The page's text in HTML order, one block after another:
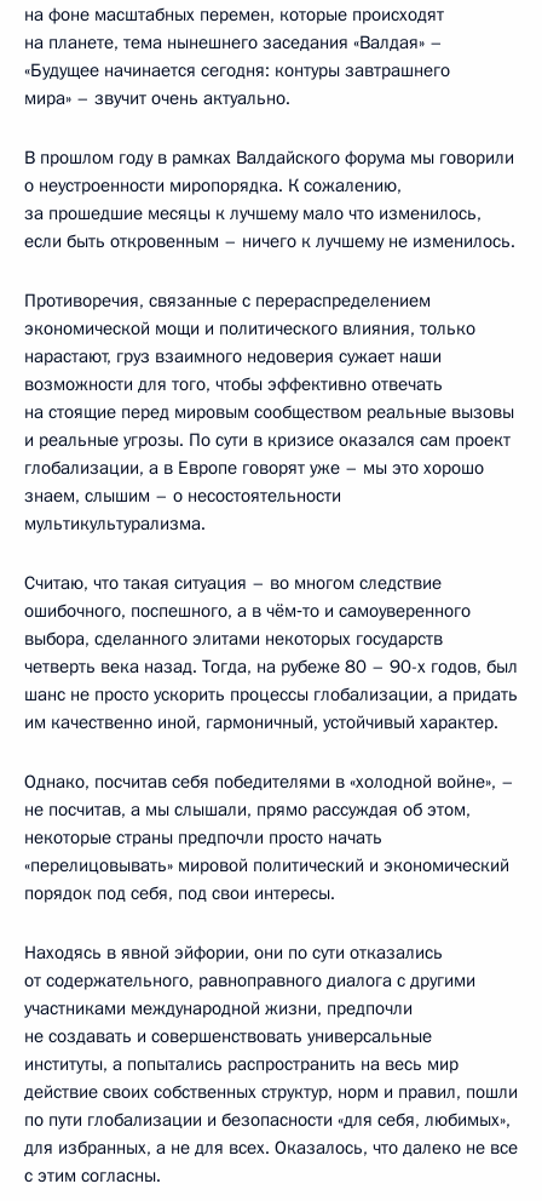
на фоне масштабных перемен, которые происходят
на планете, тема нынешнего заседания «Валдая» –
«Будущее начинается сегодня: контуры завтрашнего
мира» – звучит очень актуально.
В прошлом году в рамках Валдайского форума мы говорили
о неустроенности миропорядка. К сожалению,
за прошедшие месяцы к лучшему мало что изменилось,
если быть откровенным – ничего к лучшему не изменилось.
Противоречия, связанные с перераспределением
экономической мощи и политического влияния, только
нарастают, груз взаимного недоверия сужает наши
возможности для того, чтобы эффективно отвечать
на стоящие перед мировым сообществом реальные вызовы
и реальные угрозы. По сути в кризисе оказался сам проект
глобализации, а в Европе говорят уже – мы это хорошо
знаем, слышим – о несостоятельности
мультикультурализма.
Считаю, что такая ситуация – во многом следствие
ошибочного, поспешного, а в чём‑то и самоуверенного
выбора, сделанного элитами некоторых государств
четверть века назад. Тогда, на рубеже 80 – 90-х годов, был
шанс не просто ускорить процессы глобализации, а придать
им качественно иной, гармоничный, устойчивый характер.
Однако, посчитав себя победителями в «холодной войне», –
не посчитав, а мы слышали, прямо рассуждая об этом,
некоторые страны предпочли просто начать
«перелицовывать» мировой политический и экономический
порядок под себя, под свои интересы.
Находясь в явной эйфории, они по сути отказались
от содержательного, равноправного диалога с другими
участниками международной жизни, предпочли
не создавать и совершенствовать универсальные
институты, а попытались распространить на весь мир
действие своих собственных структур, норм и правил, пошли
по пути глобализации и безопасности «для себя, любимых»,
для избранных, а не для всех. Оказалось, что далеко не все
с этим согласны.